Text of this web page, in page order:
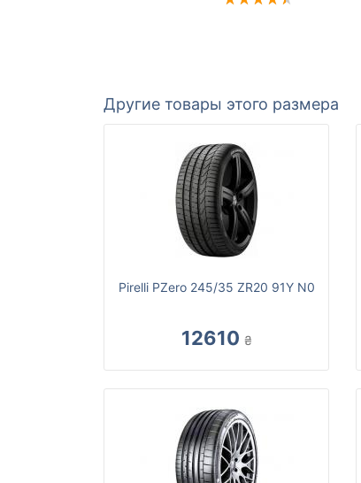
Другие товары этого размера
Pirelli PZero 245/35 ZR20 91Y N0
12610 ₴